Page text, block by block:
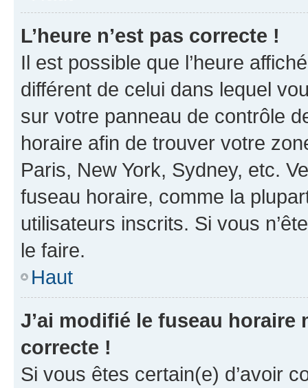
L’heure n’est pas correcte !
Il est possible que l’heure
différent de celui dans lequel
sur votre panneau de contrôle
horaire afin de trouver votre
Paris, New York, Sydney, etc.
fuseau horaire, comme la
utilisateurs inscrits. Si vous
le faire.
Haut
J’ai modifié le fuseau horaire
correcte !
Si vous êtes certain(e) d’avoir